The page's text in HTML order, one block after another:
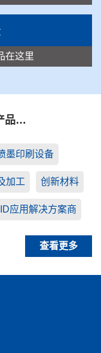
在这里
品…
墨印刷设备
加工 创新材料
应用解决方案商
查看更多